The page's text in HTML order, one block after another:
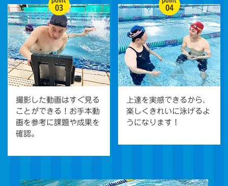
撮影した動画はすぐ見る
ことができる！お手本動
画を参考に課題や成果を
確認。
03
上達を実感できるから、
楽しくきれいに泳げるよ
うになります！
04